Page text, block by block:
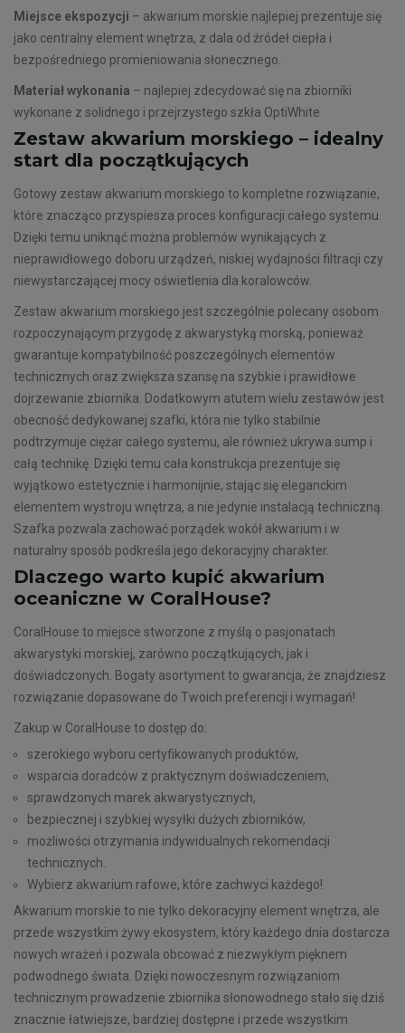
Miejsce ekspozycji – akwarium morskie najlepiej prezentuje się
jako centralny element wnętrza, z dala od źródeł ciepła i
bezpośredniego promieniowania słonecznego.
Materiał wykonania – najlepiej zdecydować się na zbiorniki
wykonane z solidnego i przejrzystego szkła OptiWhite
Zestaw akwarium morskiego – idealny
start dla początkujących
Gotowy zestaw akwarium morskiego to kompletne rozwiązanie,
które znacząco przyspiesza proces konfiguracji całego systemu.
Dzięki temu uniknąć można problemów wynikających z
nieprawidłowego doboru urządzeń, niskiej wydajności filtracji czy
niewystarczającej mocy oświetlenia dla koralowców.
Zestaw akwarium morskiego jest szczególnie polecany osobom
rozpoczynającym przygodę z akwarystyką morską, ponieważ
gwarantuje kompatybilność poszczególnych elementów
technicznych oraz zwiększa szansę na szybkie i prawidłowe
dojrzewanie zbiornika. Dodatkowym atutem wielu zestawów jest
obecność dedykowanej szafki, która nie tylko stabilnie
podtrzymuje ciężar całego systemu, ale również ukrywa sump i
całą technikę. Dzięki temu cała konstrukcja prezentuje się
wyjątkowo estetycznie i harmonijnie, stając się eleganckim
elementem wystroju wnętrza, a nie jedynie instalacją techniczną.
Szafka pozwala zachować porządek wokół akwarium i w
naturalny sposób podkreśla jego dekoracyjny charakter.
Dlaczego warto kupić akwarium
oceaniczne w CoralHouse?
CoralHouse to miejsce stworzone z myślą o pasjonatach
akwarystyki morskiej, zarówno początkujących, jak i
doświadczonych. Bogaty asortyment to gwarancja, że znajdziesz
rozwiązanie dopasowane do Twoich preferencji i wymagań!
Zakup w CoralHouse to dostęp do:
szerokiego wyboru certyfikowanych produktów,
wsparcia doradców z praktycznym doświadczeniem,
sprawdzonych marek akwarystycznych,
bezpiecznej i szybkiej wysyłki dużych zbiorników,
możliwości otrzymania indywidualnych rekomendacji
technicznych.
Wybierz akwarium rafowe, które zachwyci każdego!
Akwarium morskie to nie tylko dekoracyjny element wnętrza, ale
przede wszystkim żywy ekosystem, który każdego dnia dostarcza
nowych wrażeń i pozwala obcować z niezwykłym pięknem
podwodnego świata. Dzięki nowoczesnym rozwiązaniom
technicznym prowadzenie zbiornika słonowodnego stało się dziś
znacznie łatwiejsze, bardziej dostępne i przede wszystkim